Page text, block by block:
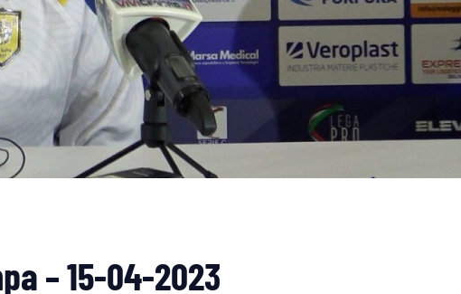
– 15-04-2023